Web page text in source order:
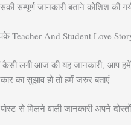
सम्पूर्ण जानकारी बताने कोशिश की
Teacher And Student Love
कैसी लगी आज की यह जानकारी, आप
का सुझाव हो तो हमें जरुर बताएं |
से मिलने वाली जानकारी अपने